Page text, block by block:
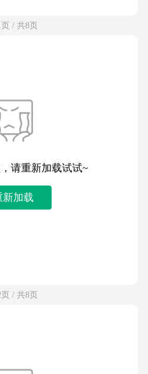
/ 共8页
请重新加载试试~
新加载
/ 共8页